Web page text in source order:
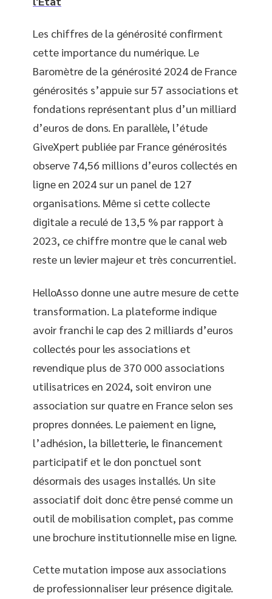
Les chiffres de la générosité confirment
cette importance du numérique. Le
Baromètre de la générosité 2024 de France
générosités s’appuie sur 57 associations et
fondations représentant plus d’un milliard
d’euros de dons. En parallèle, l’étude
GiveXpert publiée par France générosités
observe 74,56 millions d’euros collectés en
ligne en 2024 sur un panel de 127
organisations. Même si cette collecte
digitale a reculé de 13,5 % par rapport à
2023, ce chiffre montre que le canal web
reste un levier majeur et très concurrentiel.
HelloAsso donne une autre mesure de cette
transformation. La plateforme indique
avoir franchi le cap des 2 milliards d’euros
collectés pour les associations et
revendique plus de 370 000 associations
utilisatrices en 2024, soit environ une
association sur quatre en France selon ses
propres données. Le paiement en ligne,
l’adhésion, la billetterie, le financement
participatif et le don ponctuel sont
désormais des usages installés. Un site
associatif doit donc être pensé comme un
outil de mobilisation complet, pas comme
une brochure institutionnelle mise en ligne.
Cette mutation impose aux associations
de professionnaliser leur présence digitale.